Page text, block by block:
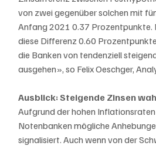
von zwei gegenüber solchen mit
Anfang 2021 0.37
diese Differenz 0.60
die Banken von tendenziell
ausgehen», so Felix Oeschger,
Ausblick: Steigende Zinsen
Aufgrund der hohen
Notenbanken mögliche
signalisiert. Auch wenn von der